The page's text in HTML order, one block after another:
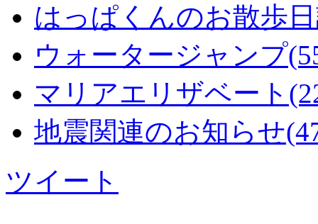
はっぱくんのお散歩
ウォータージャンプ
マリアエリザベート
地震関連のお知らせ
ツイート